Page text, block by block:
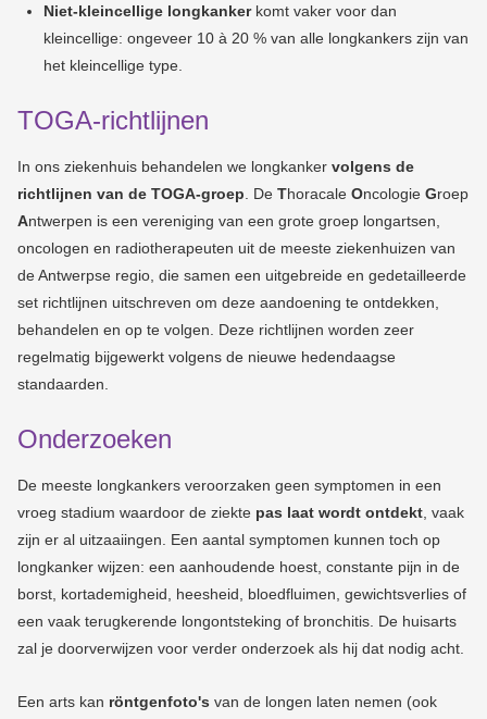
Niet-kleincellige longkankerkomt vaker voor dan
kleincellige: ongeveer 10 à 20 % van alle longkankers zijn van
het kleincellige type.
TOGA-richtlijnen
In ons ziekenhuis behandelen we longkanker volgens de
richtlijnen van de TOGA-groep . De Thoracale Oncologie Groep
Antwerpen is een vereniging van een grote groep longartsen,
oncologen en radiotherapeuten uit de meeste ziekenhuizen van
de Antwerpse regio, die samen een uitgebreide en gedetailleerde
set richtlijnen uitschreven om deze aandoening te ontdekken,
behandelen en op te volgen. Deze richtlijnen worden zeer
regelmatig bijgewerkt volgens de nieuwe hedendaagse
standaarden.
Onderzoeken
De meeste longkankers veroorzaken geen symptomen in een
vroeg stadium waardoor de ziekte pas laat wordt ontdekt , vaak
zijn er al uitzaaiingen. Een aantal symptomen kunnen toch op
longkanker wijzen: een aanhoudende hoest, constante pijn in de
borst, kortademigheid, heesheid, bloedfluimen, gewichtsverlies of
een vaak terugkerende longontsteking of bronchitis. De huisarts
zal je doorverwijzen voor verder onderzoek als hij dat nodig acht.
Een arts kan röntgenfoto's van de longen laten nemen (ook